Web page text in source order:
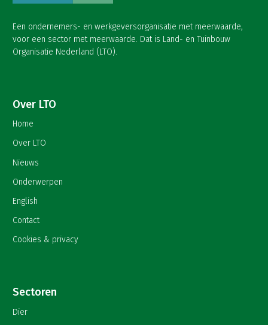
Een ondernemers- en werkgeversorganisatie met meerwaarde,
voor een sector met meerwaarde. Dat is Land- en Tuinbouw
Organisatie Nederland (LTO).
Over LTO
Home
Over LTO
Nieuws
Onderwerpen
English
Contact
Cookies & privacy
Sectoren
Dier